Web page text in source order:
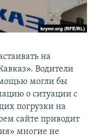
на
Водители
могли бы
о ситуации с
погрузки на
сайте приводит
многие не